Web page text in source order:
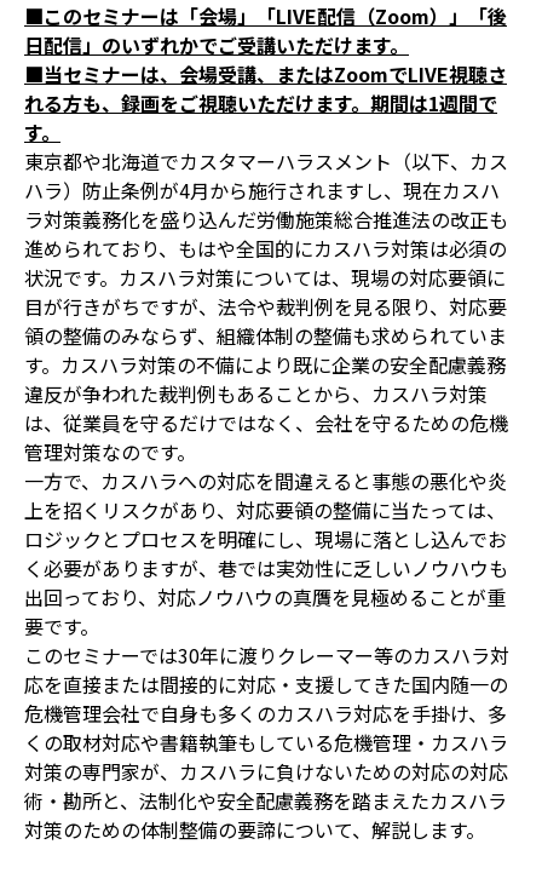
■このセミナーは「会場」「LIVE配信（Zoom）」「後
日配信」のいずれかでご受講いただけます。
■当セミナーは、会場受講、またはZoomでLIVE視聴さ
れる方も、録画をご視聴いただけます。期間は1週間で
す。
東京都や北海道でカスタマーハラスメント（以下、カス
ハラ）防止条例が4月から施行されますし、現在カスハ
ラ対策義務化を盛り込んだ労働施策総合推進法の改正も
進められており、もはや全国的にカスハラ対策は必須の
状況です。カスハラ対策については、現場の対応要領に
目が行きがちですが、法令や裁判例を見る限り、対応要
領の整備のみならず、組織体制の整備も求められていま
す。カスハラ対策の不備により既に企業の安全配慮義務
違反が争われた裁判例もあることから、カスハラ対策
は、従業員を守るだけではなく、会社を守るための危機
管理対策なのです。
一方で、カスハラへの対応を間違えると事態の悪化や炎
上を招くリスクがあり、対応要領の整備に当たっては、
ロジックとプロセスを明確にし、現場に落とし込んでお
く必要がありますが、巷では実効性に乏しいノウハウも
出回っており、対応ノウハウの真贋を見極めることが重
要です。
このセミナーでは30年に渡りクレーマー等のカスハラ対
応を直接または間接的に対応・支援してきた国内随一の
危機管理会社で自身も多くのカスハラ対応を手掛け、多
くの取材対応や書籍執筆もしている危機管理・カスハラ
対策の専門家が、カスハラに負けないための対応の対応
術・勘所と、法制化や安全配慮義務を踏まえたカスハラ
対策のための体制整備の要諦について、解説します。